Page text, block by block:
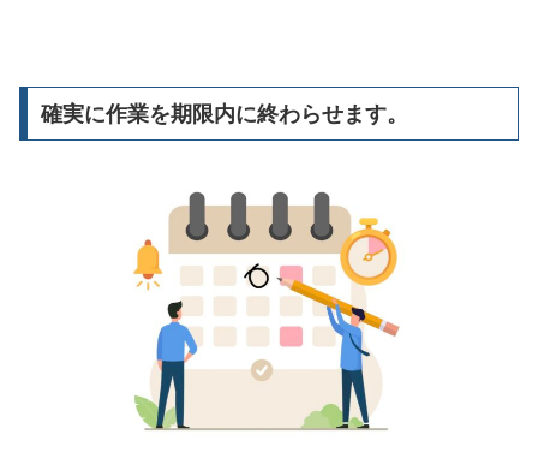
確実に作業を期限内に終わらせます。